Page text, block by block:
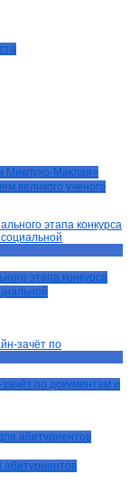
Миклухо-Маклая»
великого ученого
этапа конкурса
по документам и
абитуриентов